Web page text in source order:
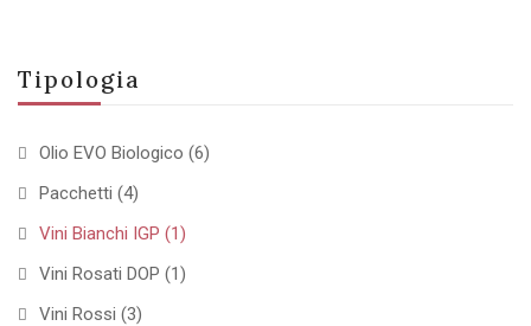
Tipologia
Olio EVO Biologico (6)
Pacchetti (4)
Vini Bianchi IGP (1)
Vini Rosati DOP (1)
Vini Rossi (3)